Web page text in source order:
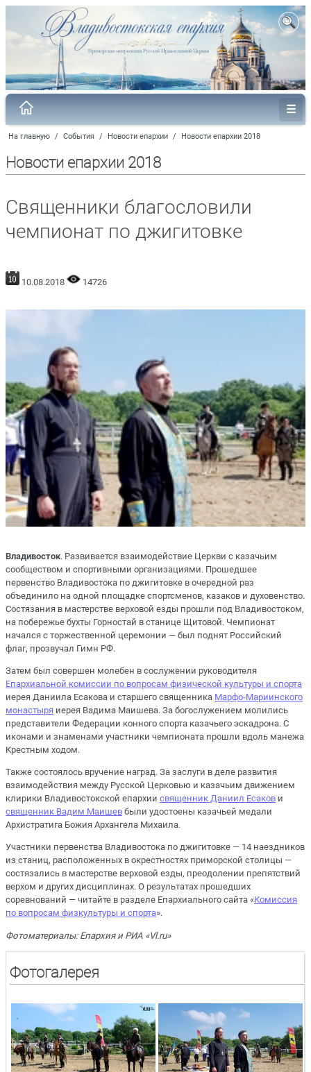
На главную / События / Новости епархии / Новости епархии 2018
Новости епархии 2018
Священники благословили
чемпионат по джигитовке
10.08.2018 14726
Владивосток. Развивается взаимодействие Церкви с казачьим
сообществом и спортивными организациями. Прошедшее
первенство Владивостока по джигитовке в очередной раз
объединило на одной площадке спортсменов, казаков и духовенство.
Состязания в мастерстве верховой езды прошли под Владивостоком,
на побережье бухты Горностай в станице Щитовой. Чемпионат
начался с торжественной церемонии — был поднят Российский
флаг, прозвучал Гимн РФ.
Затем был совершен молебен в сослужении руководителя
Епархиальной комиссии по вопросам физической культуры и спорта
иерея Даниила Есакова и старшего священника Марфо-Мариинского
монастыря иерея Вадима Маишева. За богослужением молились
представители Федерации конного спорта казачьего эскадрона. С
иконами и знаменами участники чемпионата прошли вдоль манежа
Крестным ходом.
Также состоялось вручение наград. За заслуги в деле развития
взаимодействия между Русской Церковью и казачьим движением
клирики Владивостокской епархии священник Даниил Есаков и
священник Вадим Маишев были удостоены казачьей медали
Архистратига Божия Архангела Михаила.
Участники первенства Владивостока по джигитовке — 14 наездников
из станиц, расположенных в окрестностях приморской столицы —
состязались в мастерстве верховой езды, преодолении препятствий
верхом и других дисциплинах. О результатах прошедших
соревнований — читайте в разделе Епархиального сайта «Комиссия
по вопросам физкультуры и спорта».
Фотоматериалы: Епархия и РИА «Vl.ru»
Фотогалерея